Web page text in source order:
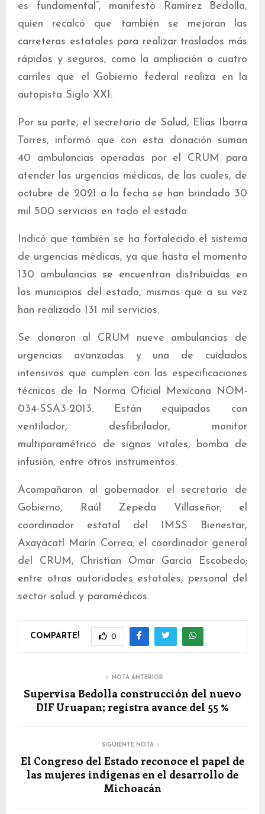
es fundamental”, manifestó Ramírez Bedolla,
quien recalcó que también se mejoran las
carreteras estatales para realizar traslados más
rápidos y seguros, como la ampliación a cuatro
carriles que el Gobierno federal realiza en la
autopista Siglo XXI.
Por su parte, el secretario de Salud, Elías Ibarra
Torres, informó que con esta donación suman
40 ambulancias operadas por el CRUM para
atender las urgencias médicas, de las cuales, de
octubre de 2021 a la fecha se han brindado 30
mil 500 servicios en todo el estado.
Indicó que también se ha fortalecido el sistema
de urgencias médicas, ya que hasta el momento
130 ambulancias se encuentran distribuidas en
los municipios del estado, mismas que a su vez
han realizado 131 mil servicios.
Se donaron al CRUM nueve ambulancias de
urgencias avanzadas y una de cuidados
intensivos que cumplen con las especificaciones
técnicas de la Norma Oficial Mexicana NOM-
034-SSA3-2013. Están equipadas con
ventilador, desfibrilador, monitor
multiparamétrico de signos vitales, bomba de
infusión, entre otros instrumentos.
Acompañaron al gobernador el secretario de
Gobierno, Raúl Zepeda Villaseñor; el
coordinador estatal del IMSS Bienestar,
Axayácatl Marín Correa; el coordinador general
del CRUM, Christian Omar García Escobedo;
entre otras autoridades estatales, personal del
sector salud y paramédicos.
COMPARTE! 0
NOTA ANTERIOR
Supervisa Bedolla construcción del nuevo
DIF Uruapan; registra avance del 55 %
SIGUIENTE NOTA
El Congreso del Estado reconoce el papel de
las mujeres indígenas en el desarrollo de
Michoacán